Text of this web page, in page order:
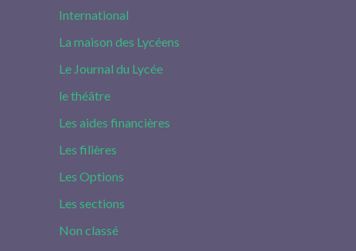
International
La maison des Lycéens
Le Journal du Lycée
le théâtre
Les aides financières
Les filières
Les Options
Les sections
Non classé